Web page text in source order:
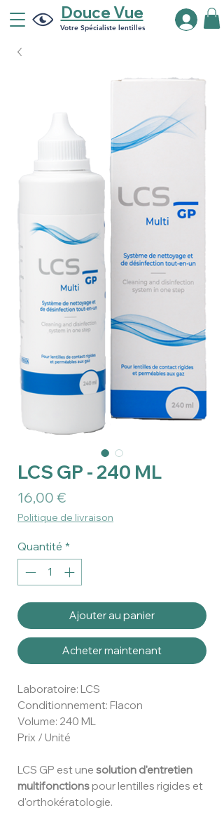
Douce Vue
Votre Spécialiste lentilles
LCS GP - 240 ML
16,00 €Prix
Politique de livraison
Quantité *
Ajouter au panier
Acheter maintenant
Laboratoire: LCS
Conditionnement: Flacon
Volume: 240 ML
Prix / Unité
LCS GP est une solution d'entretien
multifonctions pour lentilles rigides et
d'orthokératologie.